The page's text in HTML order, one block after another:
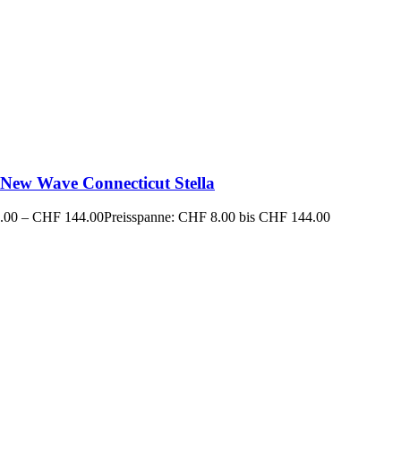
Wave Connecticut Stella
– CHF 144.00Preisspanne: CHF 8.00 bis CHF 144.00